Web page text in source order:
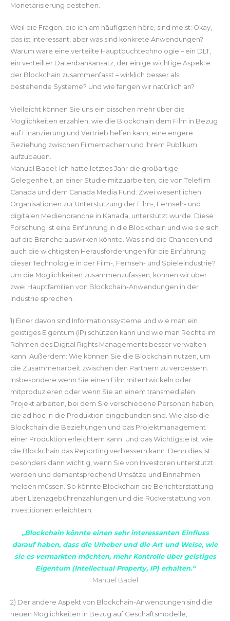
Monetarisierung bestehen.
Weil die Fragen, die ich am häufigsten höre, sind meist: Okay,
das ist interessant, aber was sind konkrete Anwendungen?
Warum wäre eine verteilte Hauptbuchtechnologie – ein DLT,
ein verteilter Datenbankansatz, der einige wichtige Aspekte
der Blockchain zusammenfasst – wirklich besser als
bestehende Systeme? Und wie fangen wir natürlich an?
Vielleicht können Sie uns ein bisschen mehr über die
Möglichkeiten erzählen, wie die Blockchain dem Film in Bezug
auf Finanzierung und Vertrieb helfen kann, eine engere
Beziehung zwischen Filmemachern und ihrem Publikum
aufzubauen.
Manuel Badel: Ich hatte letztes Jahr die großartige
Gelegenheit, an einer Studie mitzuarbeiten, die von Telefilm
Canada und dem Canada Media Fund. Zwei wesentlichen
Organisationen zur Unterstützung der Film-, Fernseh- und
digitalen Medienbranche in Kanada, unterstützt wurde. Diese
Forschung ist eine Einführung in die Blockchain und wie sie sich
auf die Branche auswirken könnte. Was sind die Chancen und
auch die wichtigsten Herausforderungen für die Einführung
dieser Technologie in der Film-, Fernseh- und Spieleindustrie?
Um die Möglichkeiten zusammenzufassen, können wir über
zwei Hauptfamilien von Blockchain-Anwendungen in der
Industrie sprechen.
1) Einer davon sind Informationssysteme und wie man ein
geistiges Eigentum (IP) schützen kann und wie man Rechte im
Rahmen des Digital Rights Managements besser verwalten
kann. Außerdem: Wie können Sie die Blockchain nutzen, um
die Zusammenarbeit zwischen den Partnern zu verbessern.
Insbesondere wenn Sie einen Film mitentwickeln oder
mitproduzieren oder wenn Sie an einem transmedialen
Projekt arbeiten, bei dem Sie verschiedene Personen haben,
die ad hoc in die Produktion eingebunden sind. Wie also die
Blockchain die Beziehungen und das Projektmanagement
einer Produktion erleichtern kann. Und das Wichtigste ist, wie
die Blockchain das Reporting verbessern kann. Denn dies ist
besonders dann wichtig, wenn Sie von Investoren unterstützt
werden und dementsprechend Umsätze und Einnahmen
melden müssen. So könnte Blockchain die Berichterstattung
über Lizenzgebührenzahlungen und die Rückerstattung von
Investitionen erleichtern.
„Blockchain könnte einen sehr interessanten Einfluss
darauf haben, dass die Urheber und die Art und Weise, wie
sie es vermarkten möchten, mehr Kontrolle über geistiges
Eigentum (Intellectual Property, IP) erhalten.“
Manuel Badel
2) Der andere Aspekt von Blockchain-Anwendungen sind die
neuen Möglichkeiten in Bezug auf Geschäftsmodelle,